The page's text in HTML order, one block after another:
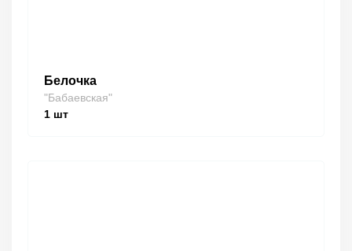
Белочка
"Бабаевская"
1 шт